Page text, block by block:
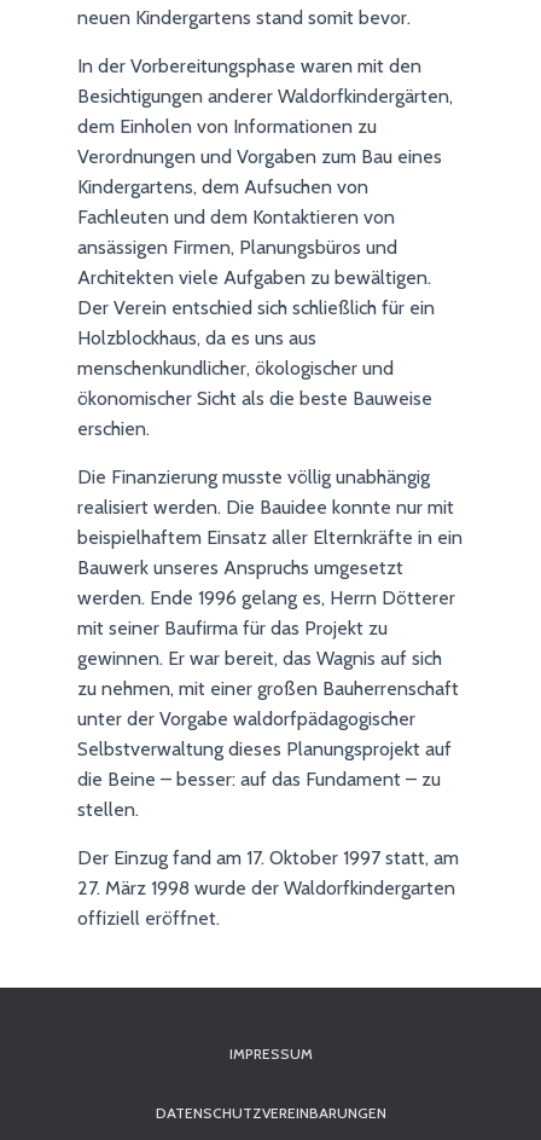
neuen Kindergartens stand somit bevor.
In der Vorbereitungsphase waren mit den
Besichtigungen anderer Waldorfkindergärten,
dem Einholen von Informationen zu
Verordnungen und Vorgaben zum Bau eines
Kindergartens, dem Aufsuchen von
Fachleuten und dem Kontaktieren von
ansässigen Firmen, Planungsbüros und
Architekten viele Aufgaben zu bewältigen.
Der Verein entschied sich schließlich für ein
Holzblockhaus, da es uns aus
menschenkundlicher, ökologischer und
ökonomischer Sicht als die beste Bauweise
erschien.
Die Finanzierung musste völlig unabhängig
realisiert werden. Die Bauidee konnte nur mit
beispielhaftem Einsatz aller Elternkräfte in ein
Bauwerk unseres Anspruchs umgesetzt
werden. Ende 1996 gelang es, Herrn Dötterer
mit seiner Baufirma für das Projekt zu
gewinnen. Er war bereit, das Wagnis auf sich
zu nehmen, mit einer großen Bauherrenschaft
unter der Vorgabe waldorfpädagogischer
Selbstverwaltung dieses Planungsprojekt auf
die Beine – besser: auf das Fundament – zu
stellen.
Der Einzug fand am 17. Oktober 1997 statt, am
27. März 1998 wurde der Waldorfkindergarten
offiziell eröffnet.
IMPRESSUM
DATENSCHUTZVEREINBARUNGEN